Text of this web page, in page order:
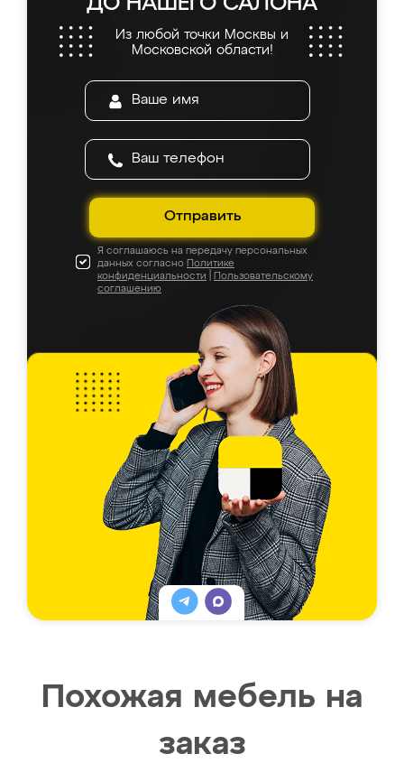
Из любой точки Москвы и
Московской области!
Отправить
Я соглашаюсь на передачу персональных
данных согласно Политике
конфиденциальности
Пользовательскому
соглашению
Похожая мебель на
заказ